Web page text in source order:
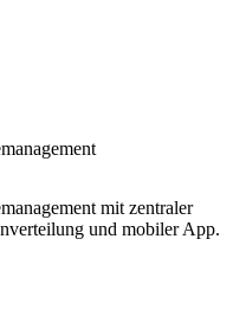
mit zentraler
und mobiler App.